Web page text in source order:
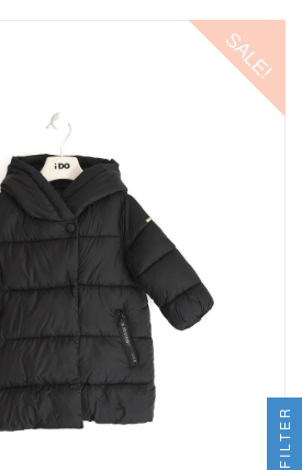
SALE!
FILTER